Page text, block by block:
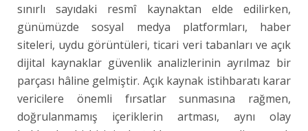
sınırlı sayıdaki resmî kaynaktan elde edilirken,
günümüzde sosyal medya platformları, haber
siteleri, uydu görüntüleri, ticari veri tabanları ve açık
dijital kaynaklar güvenlik analizlerinin ayrılmaz bir
parçası hâline gelmiştir. Açık kaynak istihbaratı karar
vericilere önemli fırsatlar sunmasına rağmen,
doğrulanmamış içeriklerin artması, aynı olay